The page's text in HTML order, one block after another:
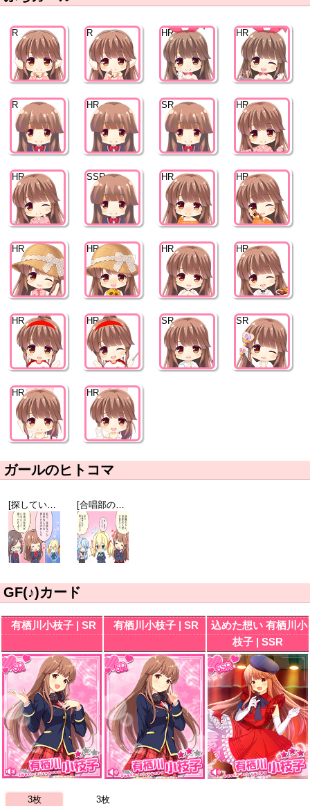
R R HR HR
R HR SR HR
HR SSR HR HR
HR HR HR HR
HR HR SR SR
HR HR
ガールのヒトコマ
GF(♪)カード
有栖川小枝子 | SR 有栖川小枝子 | SR
込めた想い 有栖川小
枝子 | SSR
3枚
3枚